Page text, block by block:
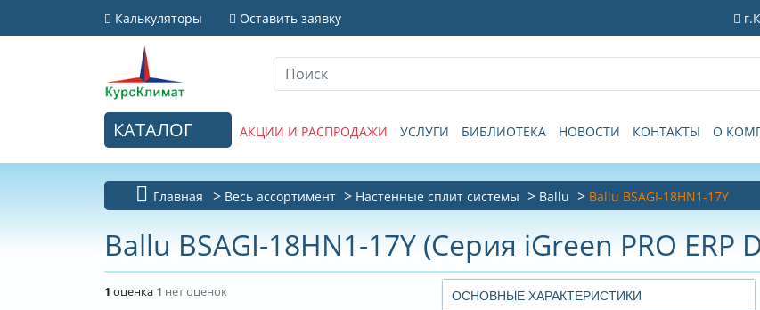
Калькуляторы Оставить заявку
КАТАЛОГ АКЦИИ И РАСПРОДАЖИ УСЛУГИ БИБЛИОТЕКА НОВОСТИ КОНТАКТЫ О
Главная Весь ассортимент Настенные сплит системы Ballu Ballu BSAGI-18HN1-17Y
Ballu BSAGI-18HN1-17Y (Серия iGreen PRO ERP
1 оценка 1 нет оценок ОСНОВНЫЕ ХАРАКТЕРИСТИКИ